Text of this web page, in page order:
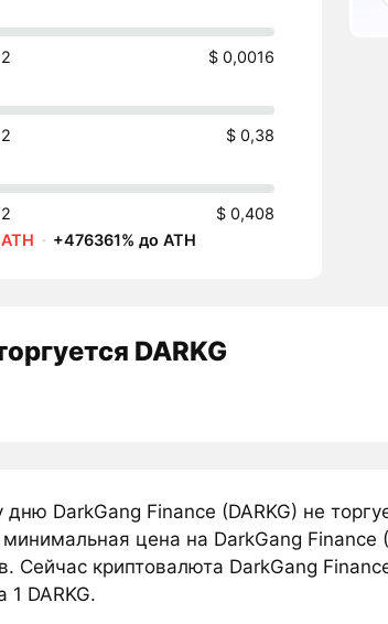
$ 0,0016
$ 0,38
$ 0,408
· +476361% до ATH
DARKG
DarkGang Finance (DARKG) не
цена на DarkGang Finance
Сейчас криптовалюта DarkGang
1 DARKG.